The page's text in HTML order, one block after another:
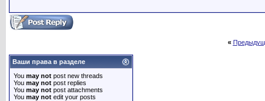
«
Ваши права в разделе
You may not post new threads
You may not post replies
You may not post attachments
You may not edit your posts